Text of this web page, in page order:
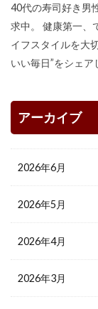
40代の寿司好き男
求中。 健康第一、
イフスタイルを大
いい毎日”をシェア
アーカイブ
2026年6月
2026年5月
2026年4月
2026年3月